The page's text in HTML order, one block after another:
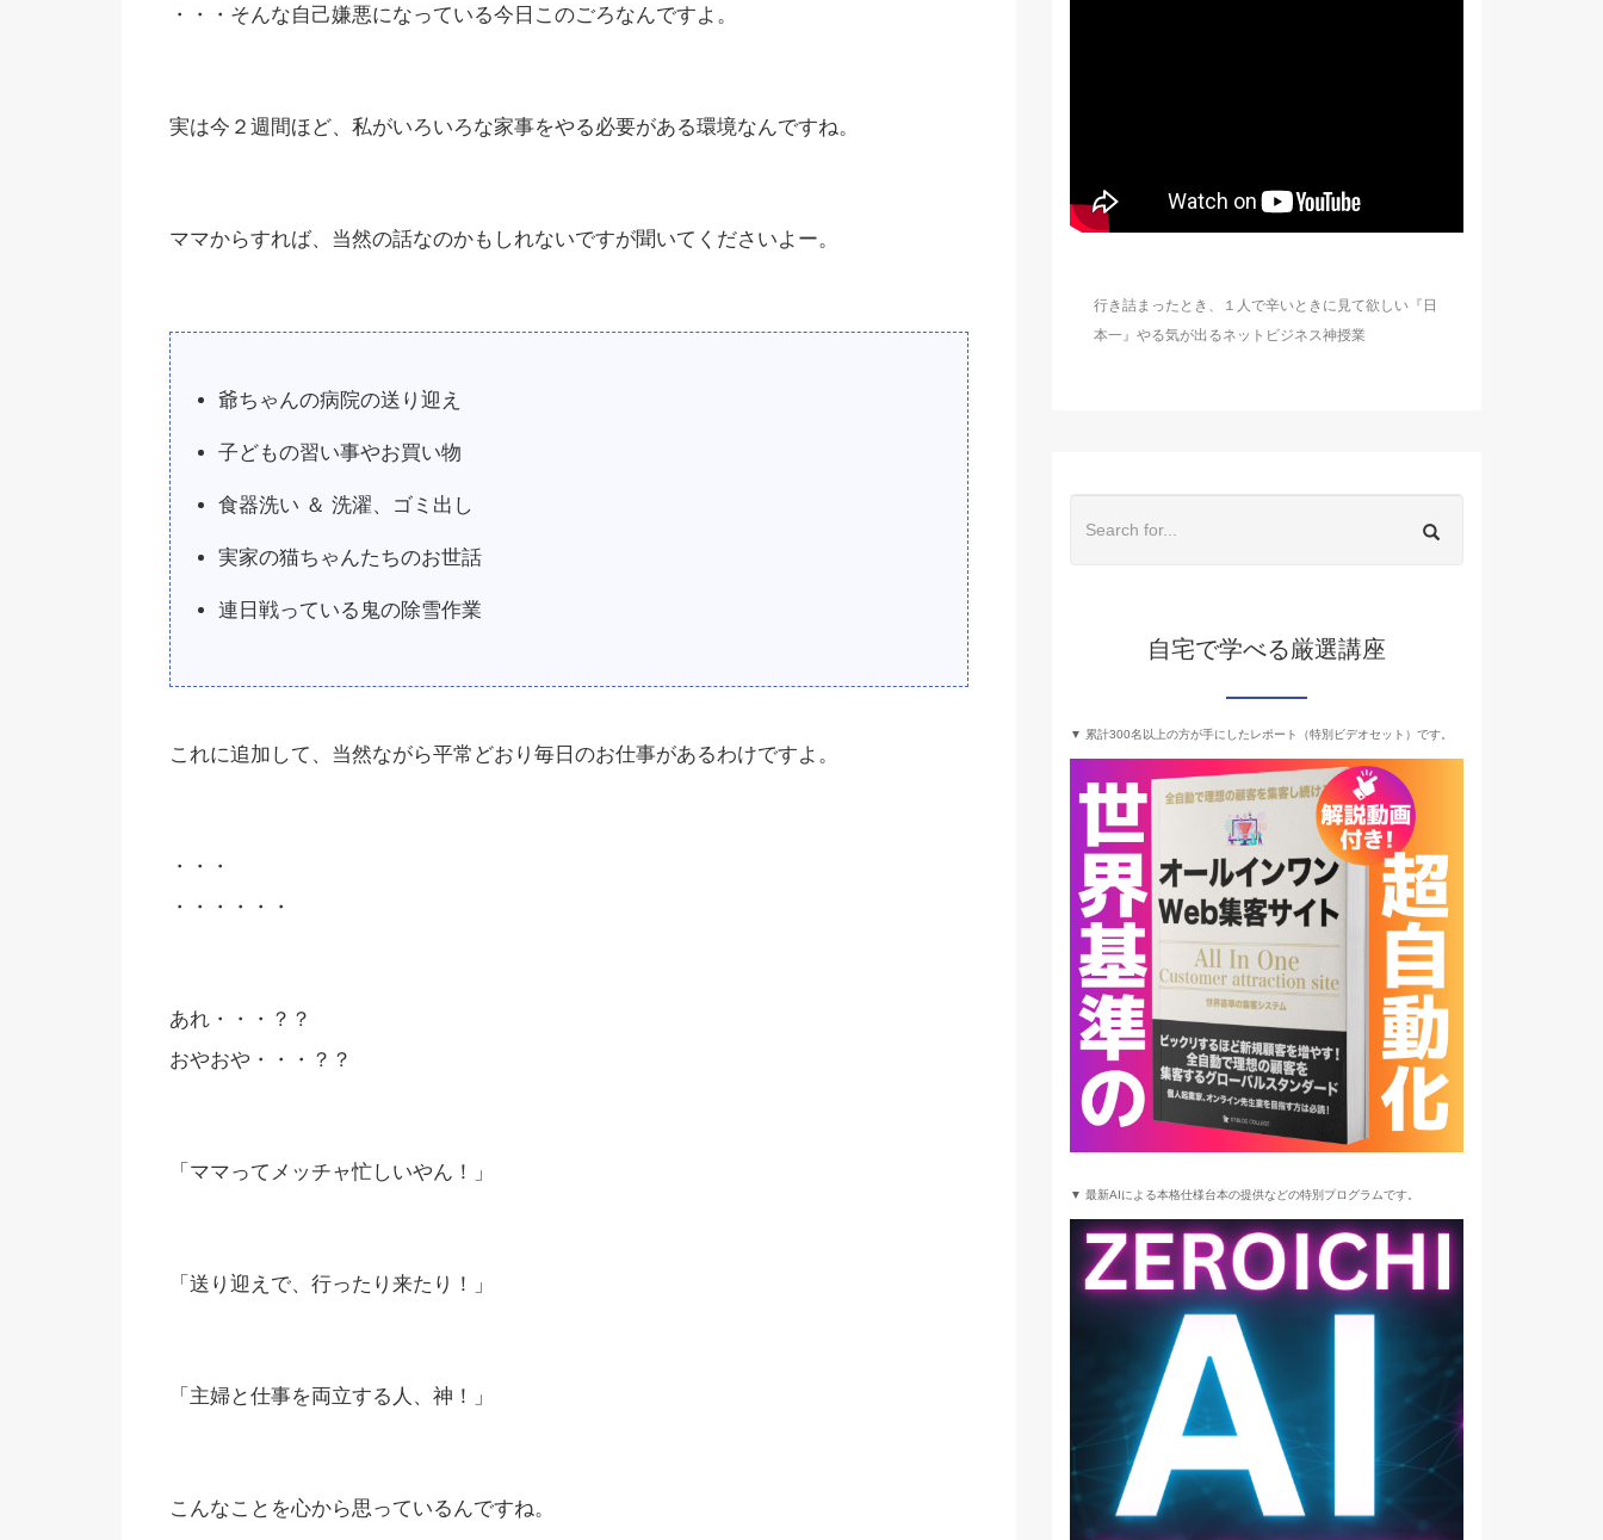
・・・そんな自己嫌悪になっている今日このごろなんですよ。
実は今２週間ほど、私がいろいろな家事をやる必要がある環境なんですね。
ママからすれば、当然の話なのかもしれないですが聞いてくださいよー。
爺ちゃんの病院の送り迎え
子どもの習い事やお買い物
食器洗い ＆ 洗濯、ゴミ出し
実家の猫ちゃんたちのお世話
連日戦っている鬼の除雪作業
これに追加して、当然ながら平常どおり毎日のお仕事があるわけですよ。
・・・
・・・・・・
あれ・・・？？
おやおや・・・？？
「ママってメッチャ忙しいやん！」
「送り迎えで、行ったり来たり！」
「主婦と仕事を両立する人、神！」
こんなことを心から思っているんですね。
行き詰まったとき、１人で辛いときに見て欲しい『日
本一』やる気が出るネットビジネス神授業
自宅で学べる厳選講座
▼ 累計300名以上の方が手にしたレポート（特別ビデオセット）です。
▼ 最新AIによる本格仕様台本の提供などの特別プログラムです。